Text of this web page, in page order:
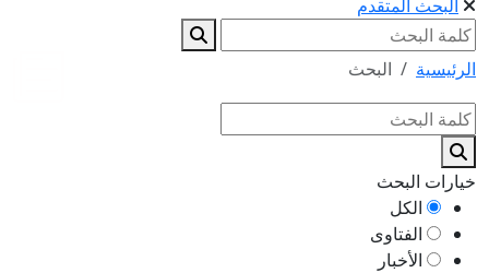
البحث المتقدم
الرئيسية البحث
خيارات البحث
الكل
الفتاوى
الأخبار